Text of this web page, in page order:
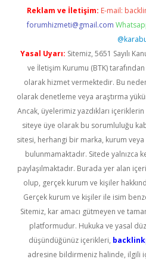
Reklam ve İletişim: E-mail:
forumhizmeti@gmail.com
Yasal Uyarı: Sitemiz, 5651 Sayılı
ve İletişim Kurumu (BTK) tarafından
olarak hizmet vermektedir. Bu
olarak denetleme veya araştırma
Ancak, üyelerimiz yazdıkları
siteye üye olarak bu sorumluluğu
sitesi, herhangi bir marka, kurum veya
bulunmamaktadır. Sitede yalnızca
paylaşılmaktadır. Burada yer alan
olup, gerçek kurum ve kişiler
Gerçek kurum ve kişiler ile isim
Sitemiz, kar amacı gütmeyen ve
platformudur. Hukuka ve yasal
düşündüğünüz içerikleri,
adresine bildirmeniz halinde, ilgili